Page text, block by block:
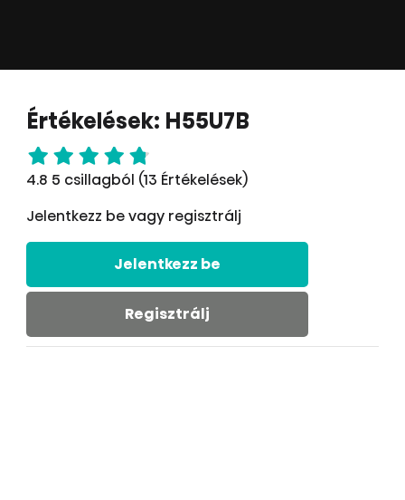
Értékelések: H55U7B
4.8 5 csillagból (13 Értékelések)
Jelentkezz be vagy regisztrálj
Jelentkezz be
Regisztrálj